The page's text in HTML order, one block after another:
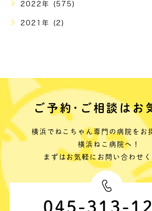
2022年 (575)
2021年 (2)
ご予約･ご相談はお
横浜でねこちゃん専門の病院をお
横浜ねこ病院へ！
まずはお気軽にお問い合わせ